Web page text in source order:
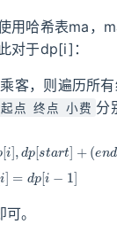
用哈希表ma，
对于dp[i]：
客，则遍历所有
起点 终点 小费 分
[i]=dp [i− 1]
可。